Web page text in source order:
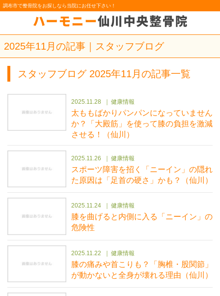
調布市で整骨院をお探しなら当院にお任せ下さい！
2025年11月の記事｜スタッフブログ
スタッフブログ 2025年11月の記事一覧
2025.11.28 健康情報
太ももばかりパンパンになっていません
か？「大殿筋」を使って膝の負担を激減
させる！（仙川）
2025.11.26 健康情報
スポーツ障害を招く「ニーイン」の隠れ
た原因は「足首の硬さ」かも？（仙川）
2025.11.24 健康情報
膝を曲げると内側に入る「ニーイン」の
危険性
2025.11.22 健康情報
膝の痛みや首こりも？「胸椎・股関節」
が動かないと全身が壊れる理由（仙川）